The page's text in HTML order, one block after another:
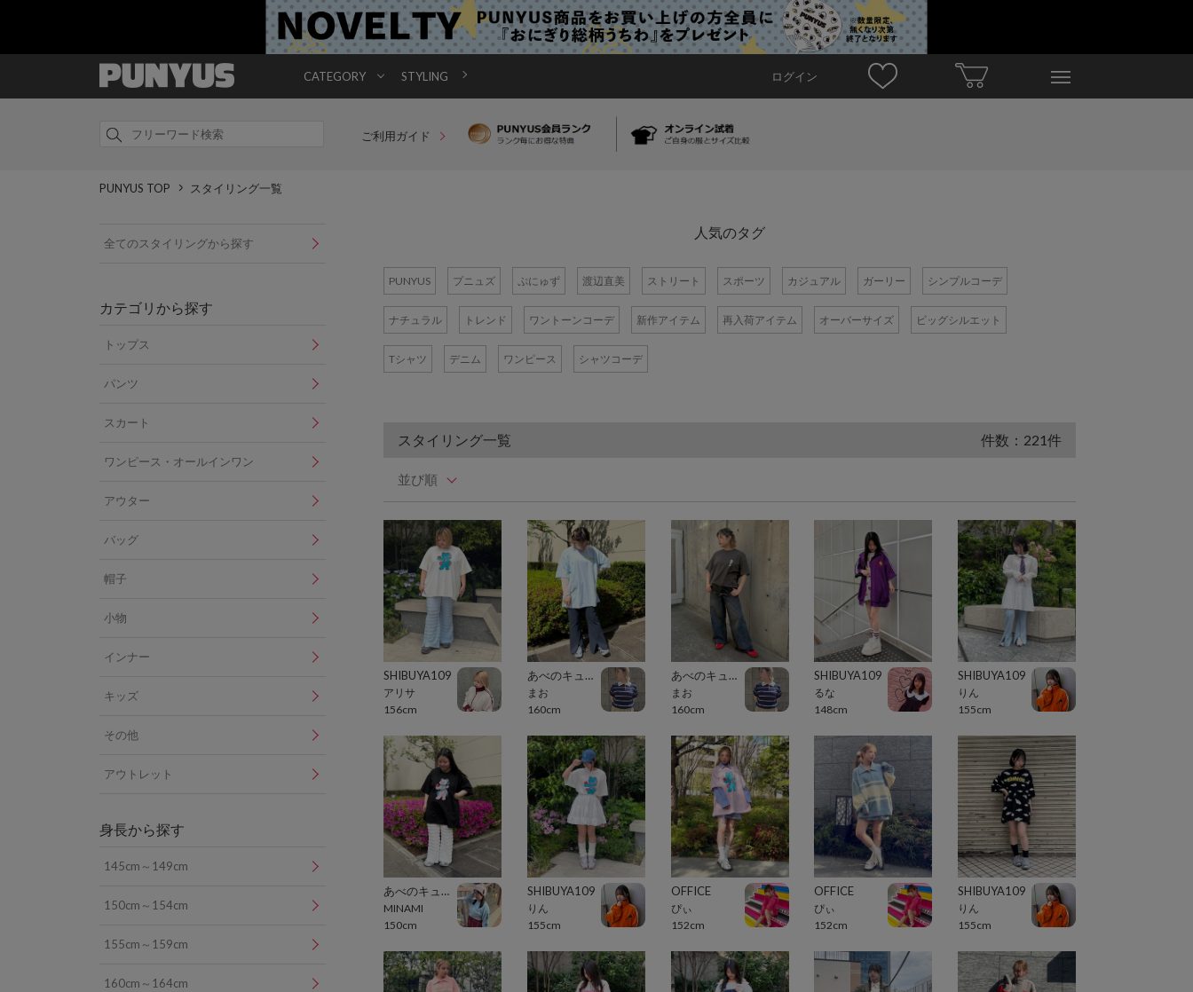
CATEGORY STYLING ログイン
ご利用ガイド
PUNYUS TOP スタイリング一覧
全てのスタイリングから探す
カテゴリから探す
トップス
パンツ
スカート
ワンピース・オールインワン
アウター
バッグ
帽子
小物
インナー
キッズ
その他
アウトレット
身長から探す
145cm～149cm
150cm～154cm
155cm～159cm
160cm～164cm
人気のタグ
PUNYUS プニュズ ぷにゅず 渡辺直美 ストリート スポーツ カジュアル ガーリー シンプルコーデ
ナチュラル トレンド ワントーンコーデ 新作アイテム 再入荷アイテム オーバーサイズ ビッグシルエット
Tシャツ デニム ワンピース シャツコーデ
スタイリング一覧 件数：221件
並び順
SHIBUYA109
アリサ
156cm
あべのキューズモール（109ABENO）
まお
160cm
あべのキューズモール（109ABENO）
まお
160cm
SHIBUYA109
るな
148cm
SHIBUYA109
りん
155cm
あべのキューズモール（109ABENO）
MINAMI
150cm
SHIBUYA109
りん
155cm
OFFICE
ぴぃ
152cm
OFFICE
ぴぃ
152cm
SHIBUYA109
りん
155cm